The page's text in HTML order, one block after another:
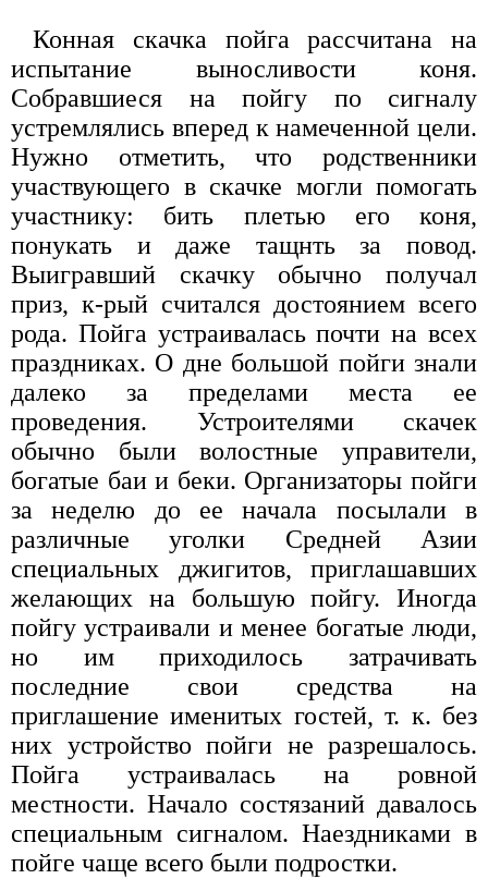
Конная скачка пойга рассчитана на
испытание выносливости коня.
Собравшиеся на пойгу по сигналу
устремлялись вперед к намеченной цели.
Нужно отметить, что родственники
участвующего в скачке могли помогать
участнику: бить плетью его коня,
понукать и даже тащнть за повод.
Выигравший скачку обычно получал
приз, к-рый считался достоянием всего
рода. Пойга устраивалась почти на всех
праздниках. О дне большой пойги знали
далеко за пределами места ее
проведения. Устроителями скачек
обычно были волостные управители,
богатые баи и беки. Организаторы пойги
за неделю до ее начала посылали в
различные уголки Средней Азии
специальных джигитов, приглашавших
желающих на большую пойгу. Иногда
пойгу устраивали и менее богатые люди,
но им приходилось затрачивать
последние свои средства на
приглашение именитых гостей, т. к. без
них устройство пойги не разрешалось.
Пойга устраивалась на ровной
местности. Начало состязаний давалось
специальным сигналом. Наездниками в
пойге чаще всего были подростки.